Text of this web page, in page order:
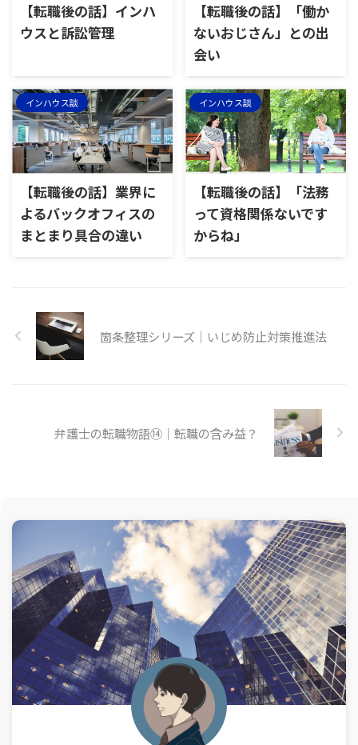
【転職後の話】インハ
ウスと訴訟管理
【転職後の話】「働か
ないおじさん」との出
会い
インハウス談
【転職後の話】業界に
よるバックオフィスの
まとまり具合の違い
インハウス談
【転職後の話】「法務
って資格関係ないです
からね」
箇条整理シリーズ｜いじめ防止対策推進法
弁護士の転職物語⑭｜転職の含み益？